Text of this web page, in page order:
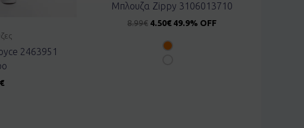
2463951
€
Μπλουζα Zippy 3106013710
8.99€ 4.50€ 49.9% OFF